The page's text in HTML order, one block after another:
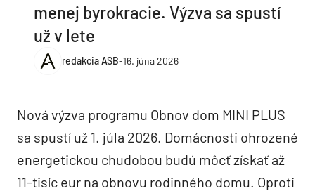
menej byrokracie. Výzva sa spustí
už v lete
redakcia ASB-16. júna 2026
Nová výzva programu Obnov dom MINI PLUS
sa spustí už 1. júla 2026. Domácnosti ohrozené
energetickou chudobou budú môcť získať až
11-tisíc eur na obnovu rodinného domu. Oproti